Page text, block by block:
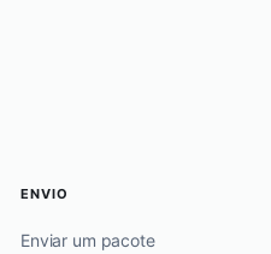
ENVIO
Enviar um pacote